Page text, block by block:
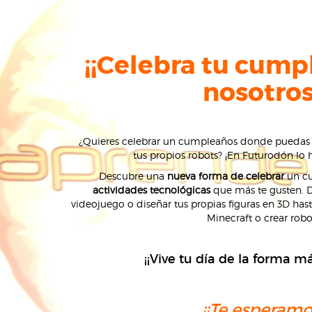
¡¡Celebra tu
¿Quieres celebrar un cumpleaños donde
tus propios robots? ¡En Futurodón lo
Descubre una nueva forma de celebrarun
actividades tecnológicasque más te gusten.
videojuego o diseñar tus propias figuras en 3D
Minecraft o crear
¡¡Vive tu día de la forma